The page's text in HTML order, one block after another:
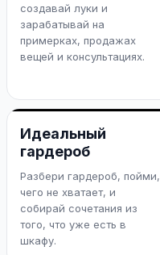
создавай луки и
зарабатывай на
примерках, продажах
вещей и консультациях.
Идеальный
гардероб
Разбери гардероб, пойми,
чего не хватает, и
собирай сочетания из
того, что уже есть в
шкафу.